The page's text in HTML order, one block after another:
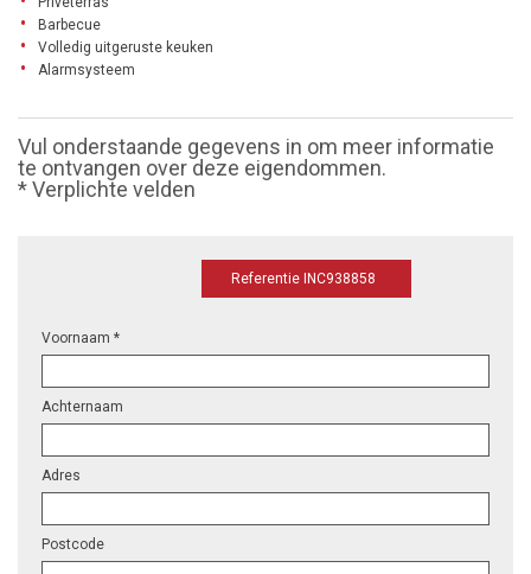
Barbecue
Volledig uitgeruste keuken
Alarmsysteem
Vul onderstaande gegevens in om meer informatie
te ontvangen over deze eigendommen.
* Verplichte velden
Referentie INC938858
Voornaam *
Achternaam
Adres
Postcode